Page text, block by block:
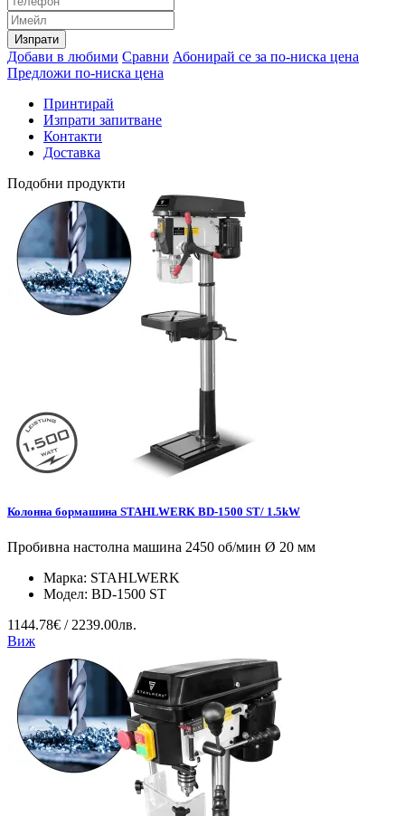
Изпрати
Добави в любими Сравни Абонирай се за по-ниска цена
Предложи по-ниска цена
Принтирай
Изпрати запитване
Контакти
Доставка
Подобни продукти
Колонна бормашина STAHLWERK BD-1500 ST/ 1.5kW
Пробивна настолна машина 2450 об/мин Ø 20 мм
Марка: STAHLWERK
Модел: BD-1500 ST
1144.78€ / 2239.00лв.
Виж